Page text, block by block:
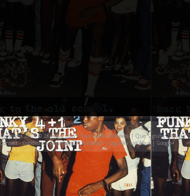
Copyright 2K14 © 2Kmusic.com™ Tous Droits Réservés. | Que Signifie 2Kmusic ?
Contact - Conditions Générales D'Utilisation | Signaler Un Abus | Google+